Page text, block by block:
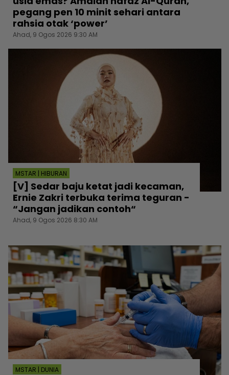
pegang pen 10 minit sehari antara
rahsia otak ‘power’
Ahad, 9 Ogos 2026 9:30 AM
MSTAR | HIBURAN
[V] Sedar baju ketat jadi kecaman,
Ernie Zakri terbuka terima teguran -
“Jangan jadikan contoh“
Ahad, 9 Ogos 2026 8:30 AM
MSTAR | DUNIA